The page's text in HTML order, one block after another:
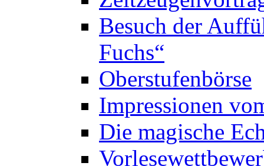
Besuch der
Fuchs“
Oberstufenbörse
Impressionen
Die magische